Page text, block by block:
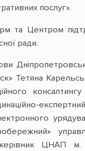
послуг».
та Центром
ради.
Тетяна
керівник